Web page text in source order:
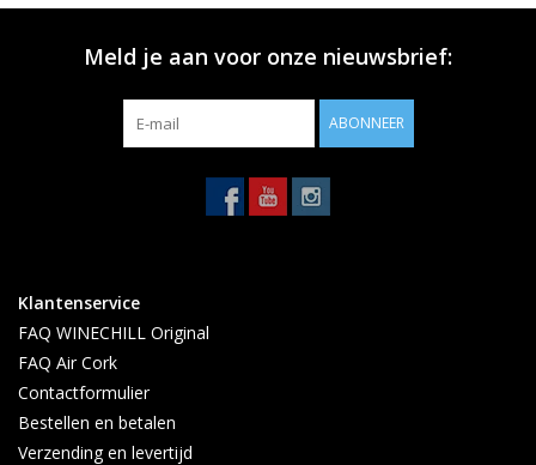
Meld je aan voor onze nieuwsbrief:
ABONNEER
Klantenservice
FAQ WINECHILL Original
FAQ Air Cork
Contactformulier
Bestellen en betalen
Verzending en levertijd